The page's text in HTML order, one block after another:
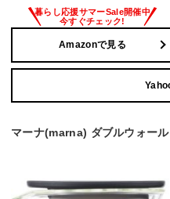
Amazonで見る
マーナ(marna) ダブルウォー